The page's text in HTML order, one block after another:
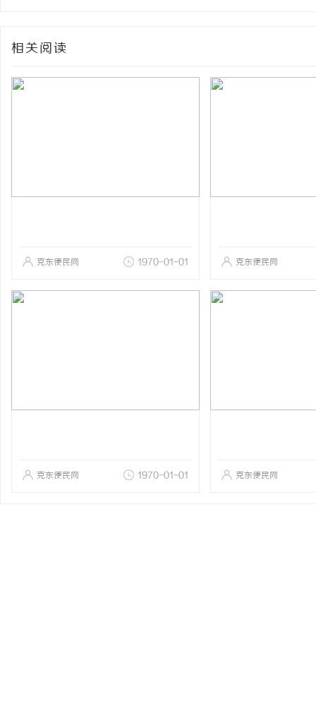
相关阅读
克东便民网 1970-01-01 克东便民网
克东便民网 1970-01-01 克东便民网